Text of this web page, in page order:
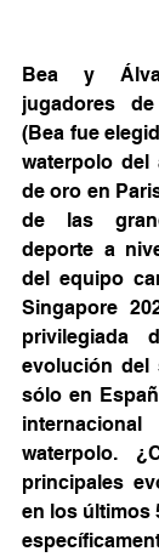
Bea y
jugadores
(Bea fue
waterpolo del
de oro en
de las
deporte a
del equipo
Singapore
privilegiada
evolución del
sólo en
waterpolo.
principales
en los últimos